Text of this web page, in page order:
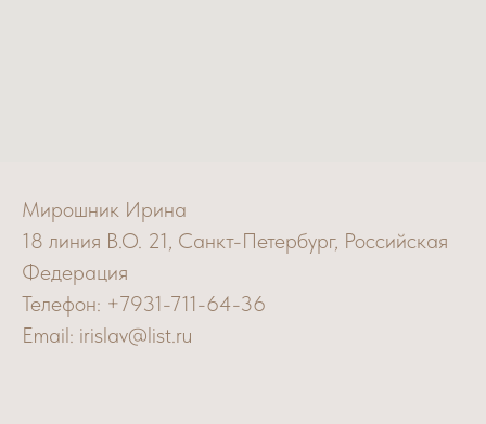
Мирошник Ирина
18 линия В.О. 21, Санкт-Петербург, Российская
Федерация
Телефон: +7931-711-64-36
Email: irislav@list.ru